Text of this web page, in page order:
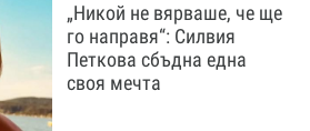
„Никой не вярваше, че ще
го направя“: Силвия
Петкова сбъдна една
своя мечта